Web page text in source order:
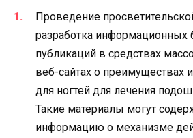
Проведение
разработка
публикаций в средствах
веб-сайтах о преимуществах
для ногтей для лечения
Такие материалы могут
информацию о механизме